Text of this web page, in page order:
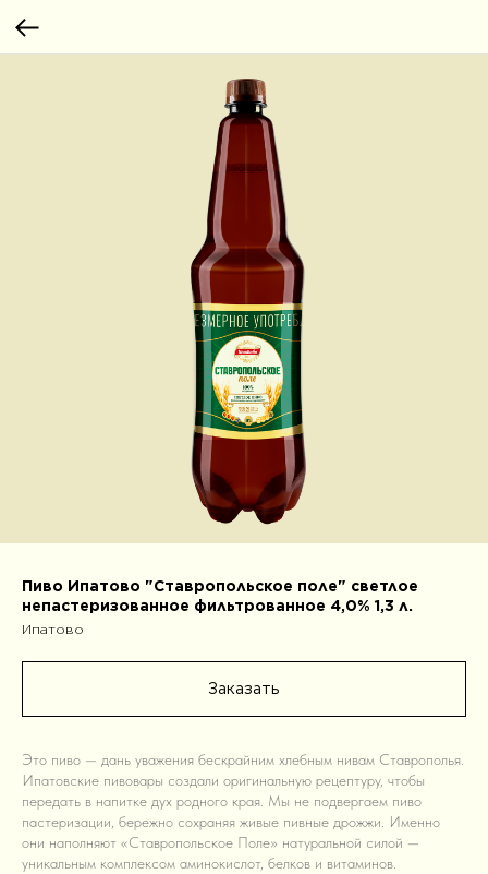
Пиво Ипатово "Ставропольское поле" светлое
непастеризованное фильтрованное 4,0% 1,3 л.
Ипатово
Заказать
Это пиво — дань уважения бескрайним хлебным нивам Ставрополья.
Ипатовские пивовары создали оригинальную рецептуру, чтобы
передать в напитке дух родного края. Мы не подвергаем пиво
пастеризации, бережно сохраняя живые пивные дрожжи. Именно
они наполняют «Ставропольское Поле» натуральной силой —
уникальным комплексом аминокислот, белков и витаминов.